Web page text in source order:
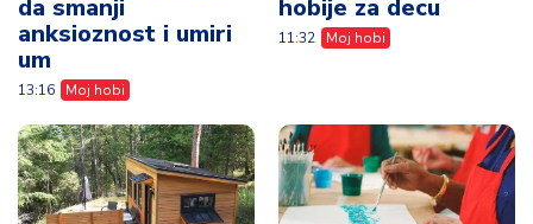
da smanji
anksioznost i umiri
um
13:16 Moj hobi
hobije za decu
11:32 Moj hobi